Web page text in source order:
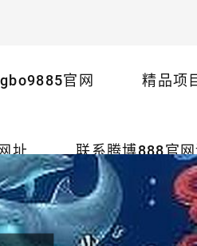
官网 精品项
址 联系腾博888官